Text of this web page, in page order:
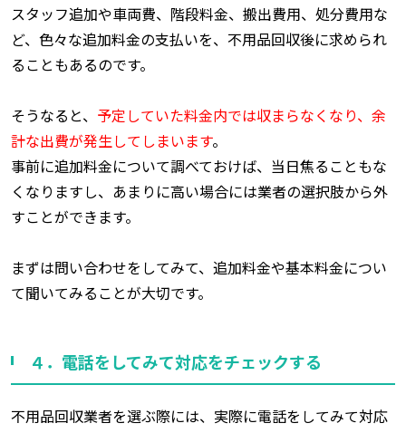
スタッフ追加や車両費、階段料金、搬出費用、処分費用な
ど、色々な追加料金の支払いを、不用品回収後に求められ
ることもあるのです。
そうなると、 予定していた料金内では収まらなくなり、余
計な出費が発生してしまいます。
事前に追加料金について調べておけば、当日焦ることもな
くなりますし、あまりに高い場合には業者の選択肢から外
すことができます。
まずは問い合わせをしてみて、追加料金や基本料金につい
て聞いてみることが大切です。
４．電話をしてみて対応をチェックする
不用品回収業者を選ぶ際には、実際に電話をしてみて対応